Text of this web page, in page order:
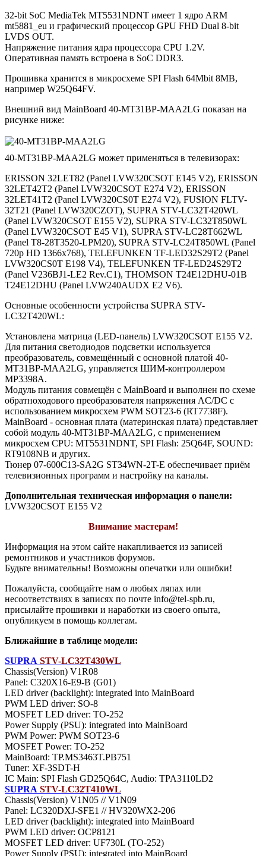
32-bit SoC MediaTek MT5531NDNT имеет 1 ядро ARM
mt5881_eu и графический процессор GPU FHD Dual 8-bit
LVDS OUT.
Напряжение питания ядра процессора CPU 1.2V.
Оперативная память встроена в SoC DDR3.
Прошивка хранится в микросхеме SPI Flash 64Mbit 8MB,
например W25Q64FV.
Внешний вид MainBoard 40-MT31BP-MAA2LG показан на
рисунке ниже:
40-MT31BP-MAA2LG может применяться в телевизорах:
ERISSON 32LET82 (Panel LVW320CSOT E145 V2), ERISSON
32LET42T2 (Panel LVW320CSOT E274 V2), ERISSON
32LET41T2 (Panel LVW320CS0T E274 V2), FUSION FLTV-
32T21 (Panel LVW320CZOT), SUPRA STV-LC32T420WL
(Panel LVW320CSOT E155 V2), SUPRA STV-LC32T850WL
(Panel LVW320CSOT E45 V1), SUPRA STV-LC28T662WL
(Panel T8-28T3520-LPM20), SUPRA STV-LC24T850WL (Panel
720p HD 1366x768), TELEFUNKEN TF-LED32S29T2 (Panel
LVW320CS0T E198 V4), TELEFUNKEN TF-LED24S29T2
(Panel V236BJ1-LE2 Rev.C1), THOMSON T24E12DHU-01B
T24E12DHU (Panel LVW240AUDX E2 V6).
Основные особенности устройства SUPRA STV-
LC32T420WL:
Установлена матрица (LED-панель) LVW320CSOT E155 V2.
Для питания светодиодов подсветки используется
преобразователь, совмещённый с основной платой 40-
MT31BP-MAA2LG, управляется ШИМ-контроллером
MP3398A.
Модуль питания совмещён с MainBoard и выполнен по схеме
обратноходового преобразователя напряжения AC/DC c
использованием микросхем PWM SOT23-6 (RT7738F).
MainBoard - основная плата (материнская плата) представляет
собой модуль 40-MT31BP-MAA2LG, с применением
микросхем CPU: MT5531NDNT, SPI Flash: 25Q64F, SOUND:
RT9108NB и других.
Тюнер 07-600C13-SA2G ST34WN-2T-E обеспечивает приём
телевизионных программ и настройку на каналы.
Дополнительная техническая информация о панели:
LVW320CSOT E155 V2
Внимание мастерам!
Информация на этом сайте накапливается из записей
ремонтников и участников форумов.
Будьте внимательны! Возможны опечатки или ошибки!
Пожалуйста, сообщайте нам о любых ляпах или
несоответствиях в записях по почте info@tel-spb.ru,
присылайте прошивки и наработки из своего опыта,
опубликуем в помощь коллегам.
Ближайшие в таблице модели:
SUPRA STV-LC32T430WL
Chassis(Version) V1R08
Panel: C320X16-E9-B (G01)
LED driver (backlight): integrated into MainBoard
PWM LED driver: SO-8
MOSFET LED driver: TO-252
Power Supply (PSU): integrated into MainBoard
PWM Power: PWM SOT23-6
MOSFET Power: TO-252
MainBoard: TP.MS3463T.PB751
Тuner: XF-3SDT-H
IC Main: SPI Flash GD25Q64C, Audio: TPA3110LD2
SUPRA STV-LC32T410WL
Chassis(Version) V1N05 // V1N09
Panel: LC320DXJ-SFE1 // HV320WX2-206
LED driver (backlight): integrated into MainBoard
PWM LED driver: OCP8121
MOSFET LED driver: UF730L (TO-252)
Power Supply (PSU): integrated into MainBoard